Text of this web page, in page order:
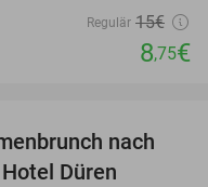
Regulär 15€
8,75€
60%
nach
Düren